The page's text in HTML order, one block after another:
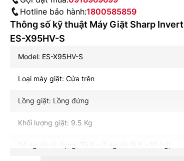
Hotline bảo hành:1800585859
Thông số kỹ thuật Máy Giặt Sharp
ES-X95HV-S
Model: ES-X95HV-S
Loại máy giặt: Cửa trên
Lồng giặt: Lồng đứng
Khối lượng giặt: 9.5 Kg
Số người sử dụng: Từ 5 – 7 người (9.5 – 10 kg)